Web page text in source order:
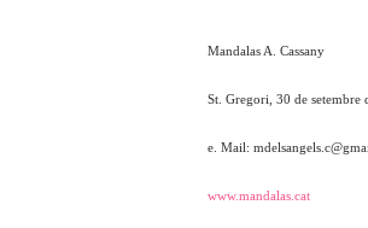
Mandalas A. Cassany
St. Gregori, 30 de setembre
e. Mail:
www.mandalas.cat